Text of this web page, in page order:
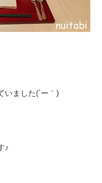
いました(´ー｀)
♪